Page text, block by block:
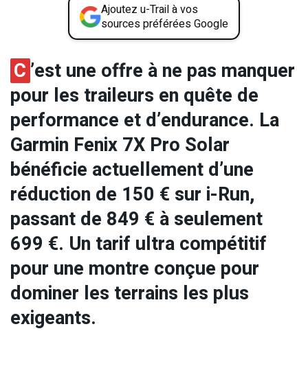
Ajoutez u-Trail à vos
sources préférées Google
C ’est une offre à ne pas manquer
pour les traileurs en quête de
performance et d’endurance. La
Garmin Fenix 7X Pro Solar
bénéficie actuellement d’une
réduction de 150 € sur i-Run,
passant de 849 € à seulement
699 €. Un tarif ultra compétitif
pour une montre conçue pour
dominer les terrains les plus
exigeants.